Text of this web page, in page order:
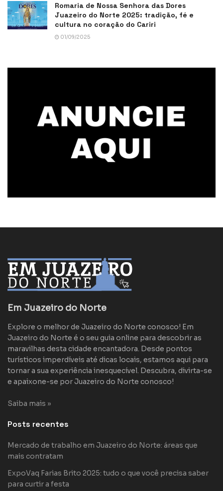
Romaria de Nossa Senhora das Dores
Juazeiro do Norte 2025: tradição, fé e
cultura no coração do Cariri
01/09/2025
Em Juazeiro do Norte
Explore o melhor de Juazeiro do Norte conosco! Em
Juazeiro do Norte é o seu guia online para descobrir as
maravilhas desta cidade encantadora. Desde pontos
turísticos imperdíveis até dicas locais, estamos aqui para
tornar a sua experiência inesquecível. Descubra, divirta-se
e apaixone-se por Juazeiro do Norte conosco!
Saiba mais »
Posts recentes
Mercado de trabalho em Juazeiro do Norte: áreas que
mais contratam
ExpoVaq Farias Brito 2025: tudo o que você precisa saber
para curtir a festa